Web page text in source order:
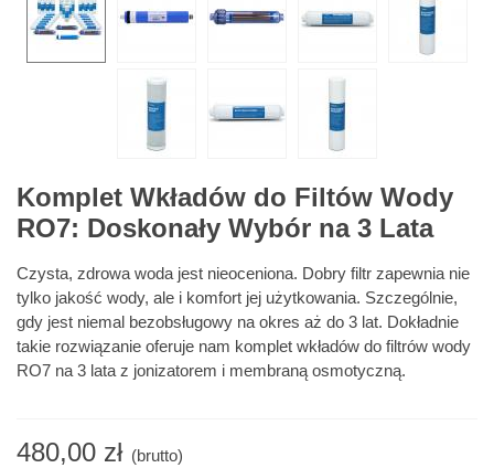
Komplet Wkładów do Filtów Wody
RO7: Doskonały Wybór na 3 Lata
Czysta, zdrowa woda jest nieoceniona. Dobry filtr zapewnia nie
tylko jakość wody, ale i komfort jej użytkowania. Szczególnie,
gdy jest niemal bezobsługowy na okres aż do 3 lat. Dokładnie
takie rozwiązanie oferuje nam komplet wkładów do filtrów wody
RO7 na 3 lata z jonizatorem i membraną osmotyczną.
480,00 zł (brutto)